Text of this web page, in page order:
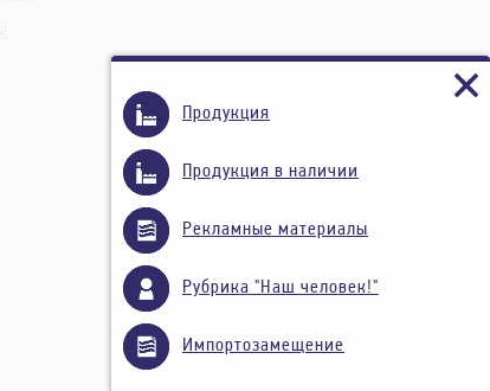
Продукция
Продукция в наличии
Рекламные материалы
Рубрика "Наш человек!"
Импортозамещение